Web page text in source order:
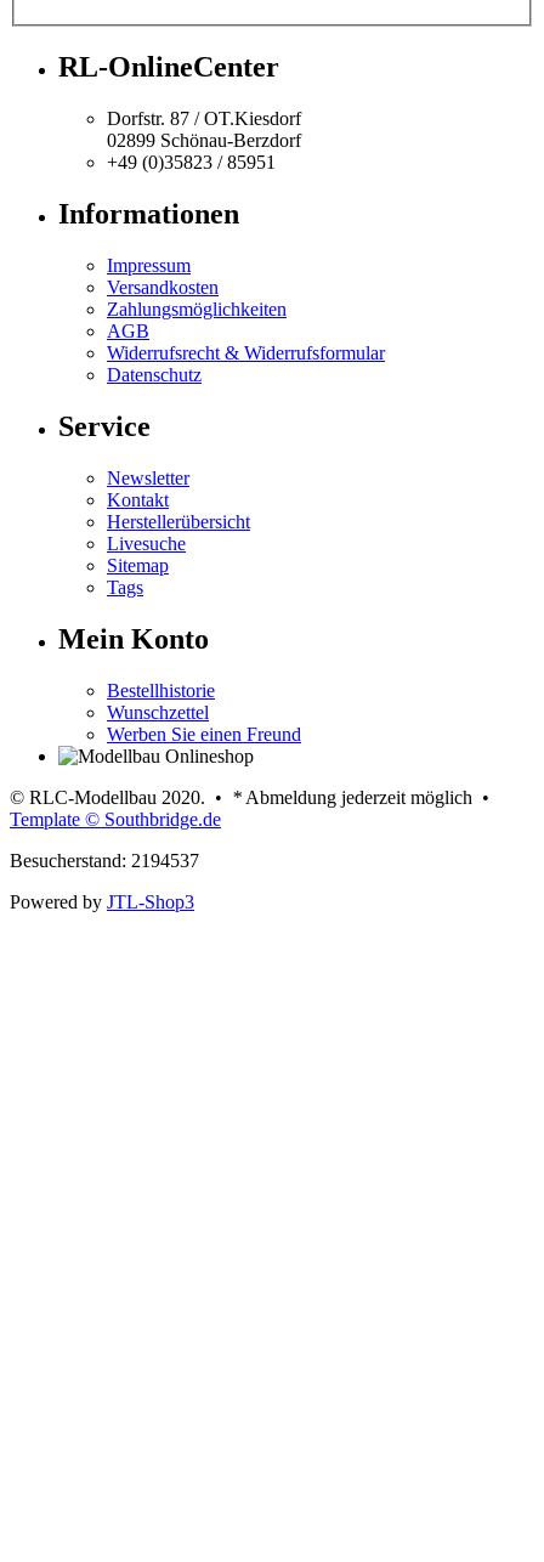
RL-OnlineCenter
Dorfstr. 87 / OT.Kiesdorf
02899 Schönau-Berzdorf
+49 (0)35823 / 85951
Informationen
Impressum
Versandkosten
Zahlungsmöglichkeiten
AGB
Widerrufsrecht & Widerrufsformular
Datenschutz
Service
Newsletter
Kontakt
Herstellerübersicht
Livesuche
Sitemap
Tags
Mein Konto
Bestellhistorie
Wunschzettel
Werben Sie einen Freund
© RLC-Modellbau 2020. • * Abmeldung jederzeit möglich •
Template © Southbridge.de
Besucherstand: 2194537
Powered by JTL-Shop3